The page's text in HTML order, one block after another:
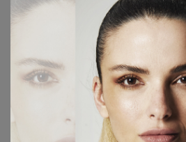
ΠΑΝΗΓΥΡΙΣ
ΜΟΝΗΣ